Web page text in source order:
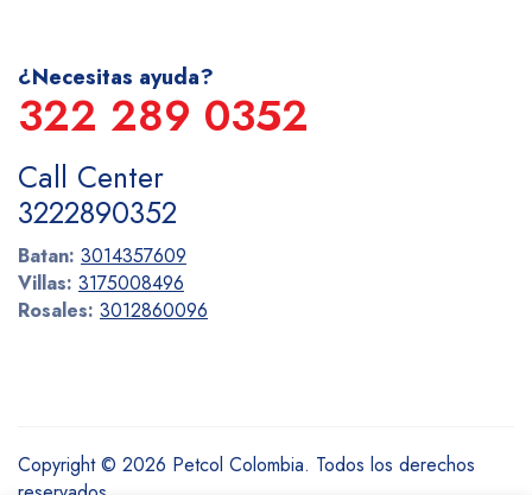
¿Necesitas ayuda?
322 289 0352
Call Center
3222890352
Batan: 3014357609
Villas: 3175008496
Rosales: 3012860096
Copyright © 2026 Petcol Colombia. Todos los derechos